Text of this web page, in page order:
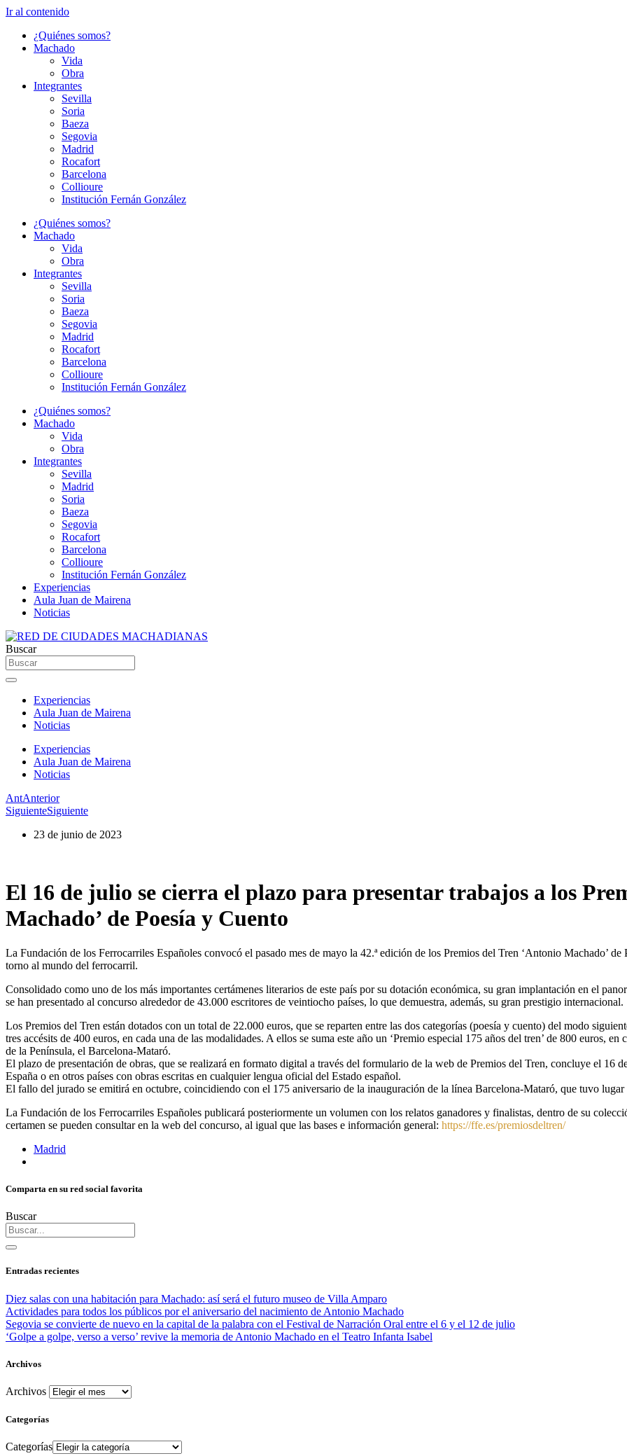
Ir al contenido
¿Quiénes somos?
Machado
Vida
Obra
Integrantes
Sevilla
Soria
Baeza
Segovia
Madrid
Rocafort
Barcelona
Collioure
Institución Fernán González
¿Quiénes somos?
Machado
Vida
Obra
Integrantes
Sevilla
Soria
Baeza
Segovia
Madrid
Rocafort
Barcelona
Collioure
Institución Fernán González
¿Quiénes somos?
Machado
Vida
Obra
Integrantes
Sevilla
Madrid
Soria
Baeza
Segovia
Rocafort
Barcelona
Collioure
Institución Fernán González
Experiencias
Aula Juan de Mairena
Noticias
Buscar
Experiencias
Aula Juan de Mairena
Noticias
Experiencias
Aula Juan de Mairena
Noticias
AntAnterior
SiguienteSiguiente
23 de junio de 2023
El 16 de julio se cierra el plazo para presentar trabajos a los
Machado’ de Poesía y Cuento
La Fundación de los Ferrocarriles Españoles convocó el pasado mes de mayo la 42.ª edición de los Premios del Tren ‘Antonio Machado’
torno al mundo del ferrocarril.
Consolidado como uno de los más importantes certámenes literarios de este país por su dotación económica, su gran implantación en el
se han presentado al concurso alrededor de 43.000 escritores de veintiocho países, lo que demuestra, además, su gran prestigio internacional.
Los Premios del Tren están dotados con un total de 22.000 euros, que se reparten entre las dos categorías (poesía y cuento) del modo
tres accésits de 400 euros, en cada una de las modalidades. A ellos se suma este año un ‘Premio especial 175 años del tren’ de 800 euros,
de la Península, el Barcelona-Mataró.
El plazo de presentación de obras, que se realizará en formato digital a través del formulario de la web de Premios del Tren, concluye el 16
España o en otros países con obras escritas en cualquier lengua oficial del Estado español.
El fallo del jurado se emitirá en octubre, coincidiendo con el 175 aniversario de la inauguración de la línea Barcelona-Mataró, que tuvo lugar
La Fundación de los Ferrocarriles Españoles publicará posteriormente un volumen con los relatos ganadores y finalistas, dentro de su
certamen se pueden consultar en la web del concurso, al igual que las bases e información general: https://ffe.es/premiosdeltren/
Madrid
Comparta en su red social favorita
Buscar
Entradas recientes
Diez salas con una habitación para Machado: así será el futuro museo de Villa Amparo
Actividades para todos los públicos por el aniversario del nacimiento de Antonio Machado
Segovia se convierte de nuevo en la capital de la palabra con el Festival de Narración Oral entre el 6 y el 12 de julio
‘Golpe a golpe, verso a verso’ revive la memoria de Antonio Machado en el Teatro Infanta Isabel
Archivos
Archivos
Categorías
Categorías